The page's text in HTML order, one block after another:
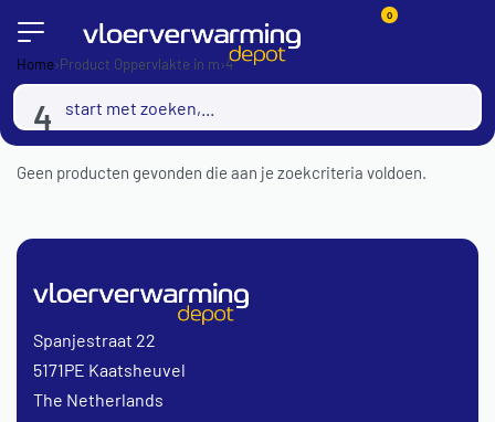
0
Home›Product Oppervlakte in m›4
4
Geen producten gevonden die aan je zoekcriteria voldoen.
Spanjestraat 22
5171PE Kaatsheuvel
The Netherlands